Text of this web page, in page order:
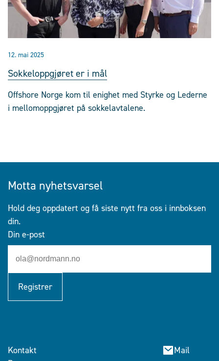
12. mai 2025
Sokkeloppgjøret er i mål
Offshore Norge kom til enighet med Styrke og Lederne
i mellomoppgjøret på sokkelavtalene.
Motta nyhetsvarsel
Hold deg oppdatert og få siste nytt fra oss i innboksen
din.
Din e-post
Registrer
Kontakt
Mail